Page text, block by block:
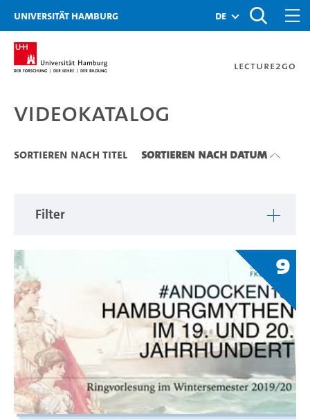
Zu den Filtern
Zur Metanavigation
Zur Hauptnavigation
Zur Suche
Zum Inhalt
Zum Seitenfuss
Universität Hamburg de
Lecture2Go
Videokatalog
Videokatalog
Sortieren nach Titel Sortieren nach Datum
Filter
9